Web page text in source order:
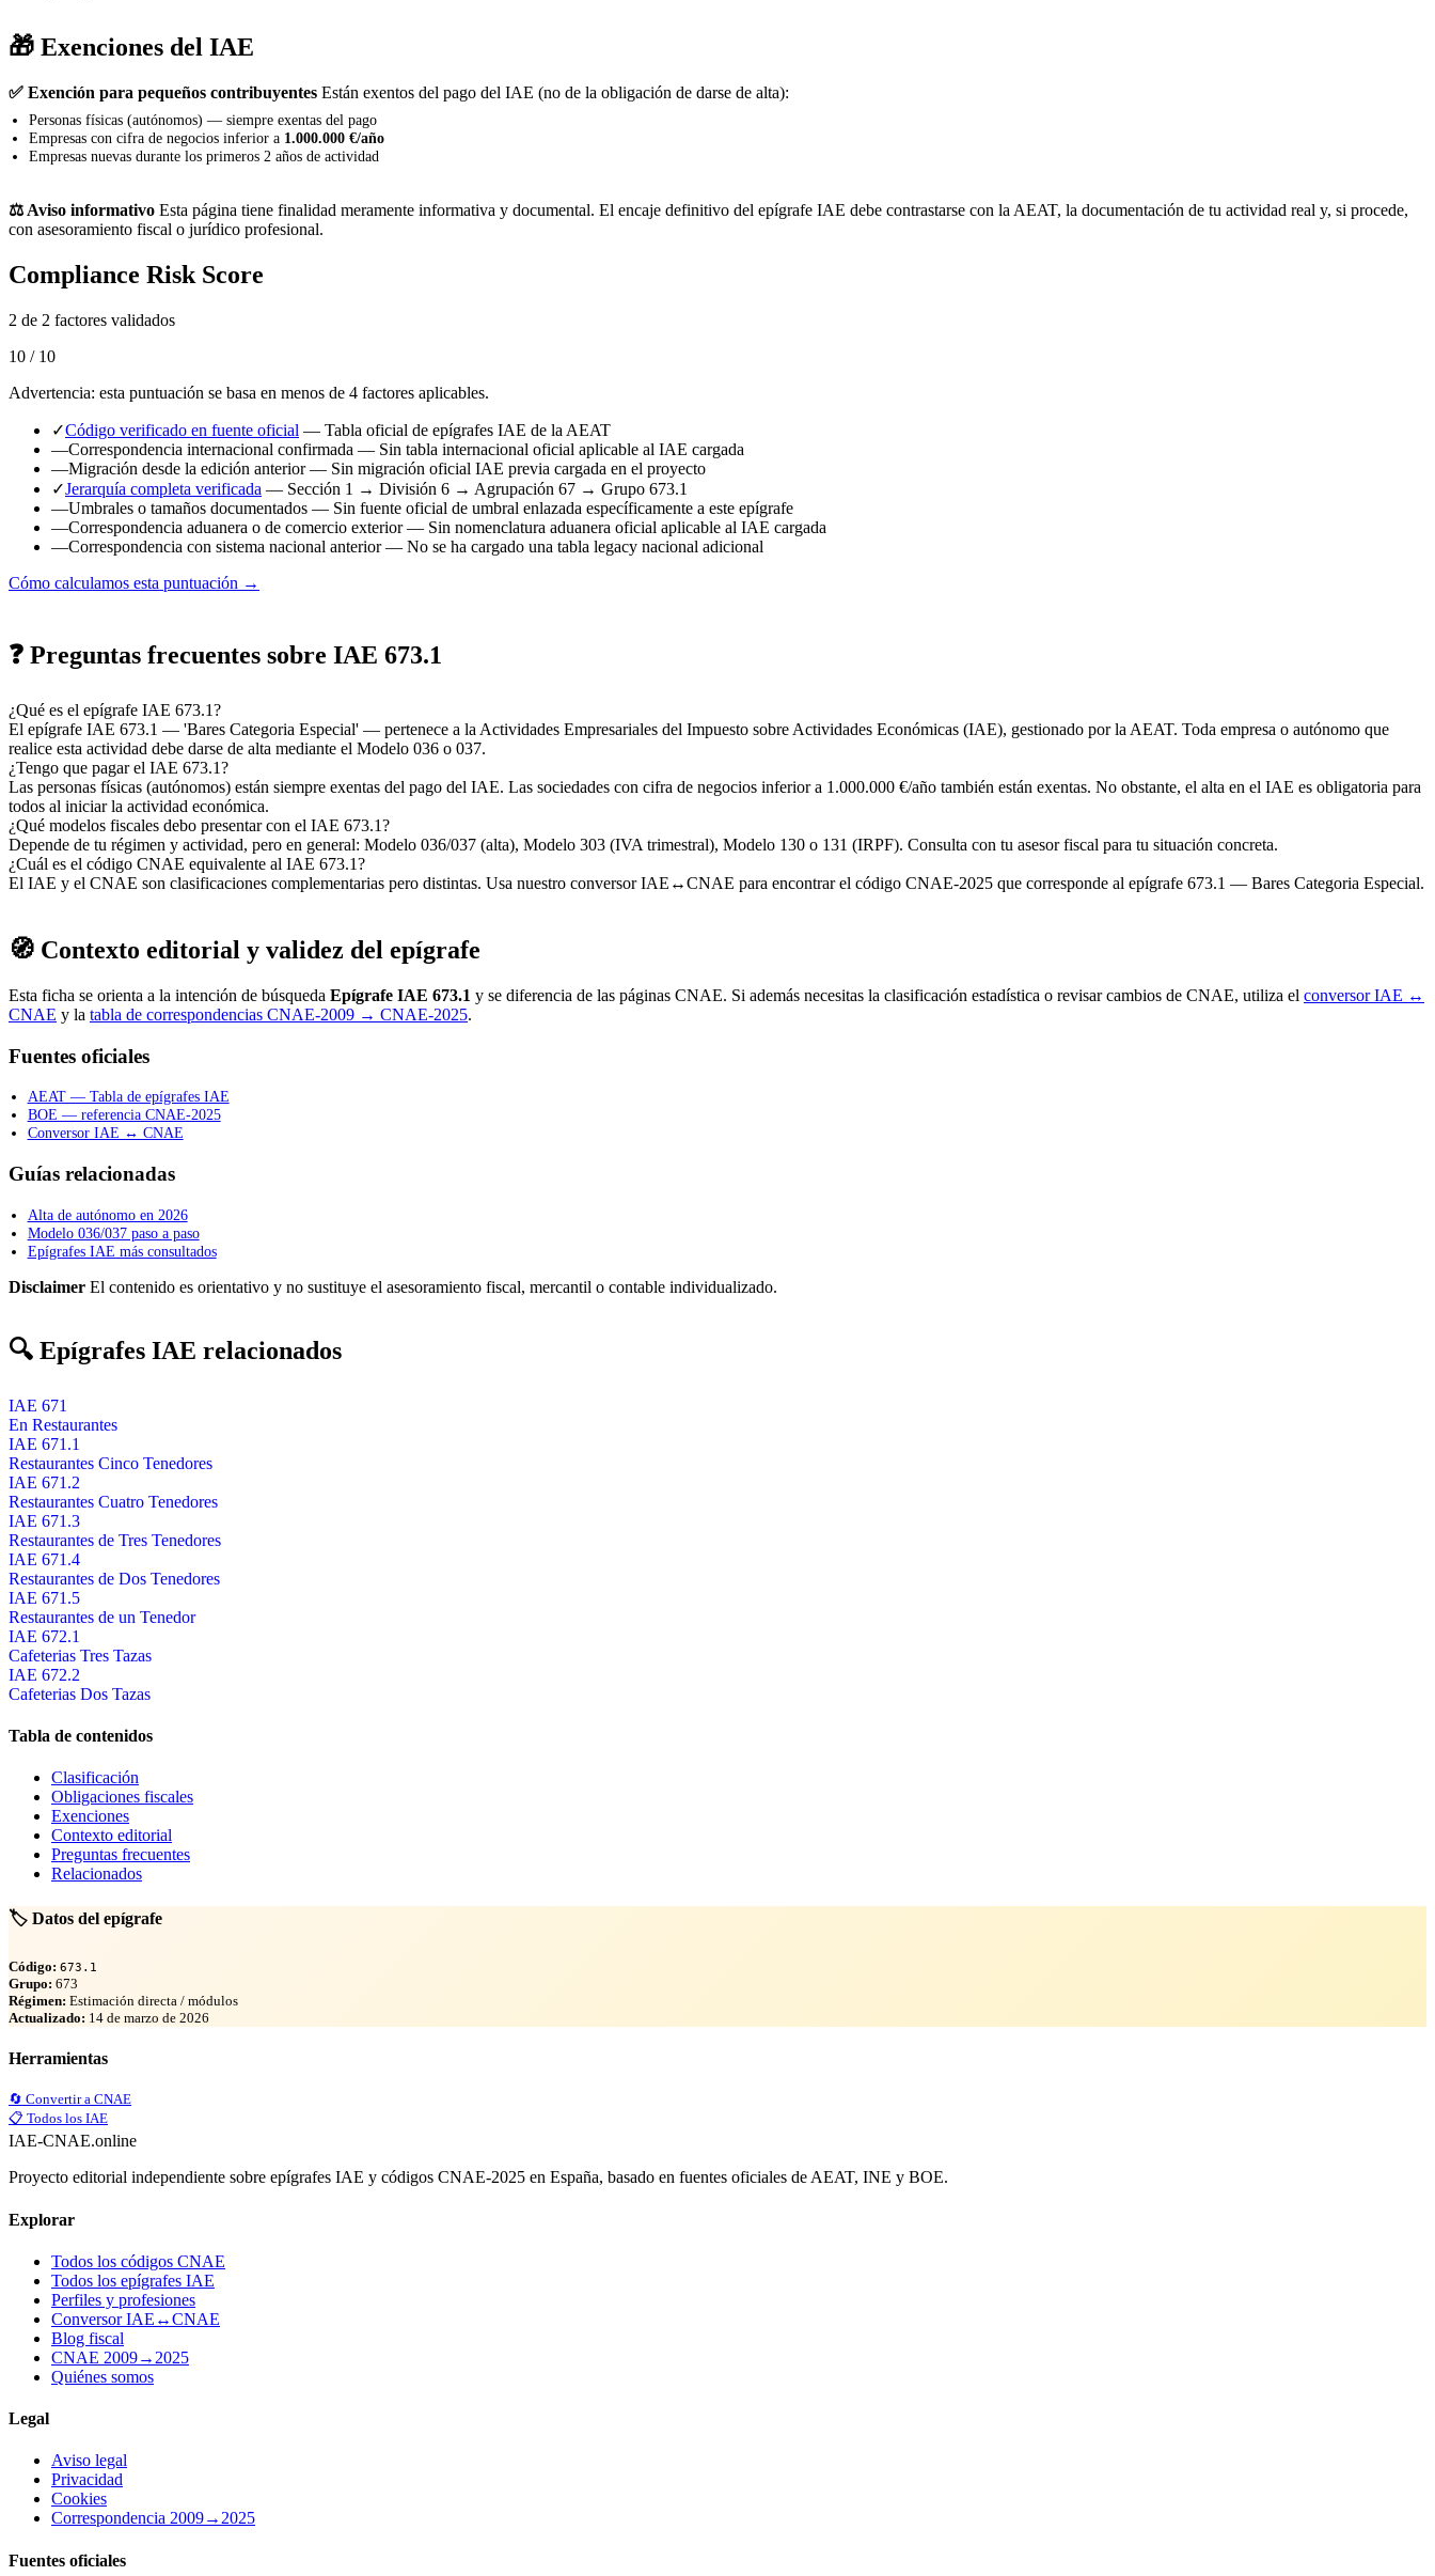
🎁 Exenciones del IAE
✅ Exención para pequeños contribuyentes Están exentos del pago del IAE (no de la obligación de darse de alta):
Personas físicas (autónomos) — siempre exentas del pago
Empresas con cifra de negocios inferior a 1.000.000 €/año
Empresas nuevas durante los primeros 2 años de actividad
⚖️ Aviso informativo Esta página tiene finalidad meramente informativa y documental. El encaje definitivo del epígrafe IAE debe contrastarse con la AEAT, la documentación de tu actividad real y, si procede,
con asesoramiento fiscal o jurídico profesional.
Compliance Risk Score
2 de 2 factores validados
10 / 10
Advertencia: esta puntuación se basa en menos de 4 factores aplicables.
✓Código verificado en fuente oficial — Tabla oficial de epígrafes IAE de la AEAT
—Correspondencia internacional confirmada — Sin tabla internacional oficial aplicable al IAE cargada
—Migración desde la edición anterior— Sin migración oficial IAE previa cargada en el proyecto
✓Jerarquía completa verificada — Sección 1 → División 6 → Agrupación 67 → Grupo 673.1
—Umbrales o tamaños documentados — Sin fuente oficial de umbral enlazada específicamente a este epígrafe
—Correspondencia aduanera o de comercio exterior— Sin nomenclatura aduanera oficial aplicable al IAE cargada
—Correspondencia con sistema nacional anterior— No se ha cargado una tabla legacy nacional adicional
Cómo calculamos esta puntuación →
❓ Preguntas frecuentes sobre IAE 673.1
¿Qué es el epígrafe IAE 673.1?
El epígrafe IAE 673.1 — 'Bares Categoria Especial' — pertenece a la Actividades Empresariales del Impuesto sobre Actividades Económicas (IAE), gestionado por la AEAT. Toda empresa o autónomo que
realice esta actividad debe darse de alta mediante el Modelo 036 o 037.
¿Tengo que pagar el IAE 673.1?
Las personas físicas (autónomos) están siempre exentas del pago del IAE. Las sociedades con cifra de negocios inferior a 1.000.000 €/año también están exentas. No obstante, el alta en el IAE es obligatoria para
todos al iniciar la actividad económica.
¿Qué modelos fiscales debo presentar con el IAE 673.1?
Depende de tu régimen y actividad, pero en general: Modelo 036/037 (alta), Modelo 303 (IVA trimestral), Modelo 130 o 131 (IRPF). Consulta con tu asesor fiscal para tu situación concreta.
¿Cuál es el código CNAE equivalente al IAE 673.1?
El IAE y el CNAE son clasificaciones complementarias pero distintas. Usa nuestro conversor IAE↔CNAE para encontrar el código CNAE-2025 que corresponde al epígrafe 673.1 — Bares Categoria Especial.
🧭 Contexto editorial y validez del epígrafe
Esta ficha se orienta a la intención de búsqueda Epígrafe IAE 673.1 y se diferencia de las páginas CNAE. Si además necesitas la clasificación estadística o revisar cambios de CNAE, utiliza el conversor IAE ↔
CNAE y la tabla de correspondencias CNAE-2009 → CNAE-2025.
Fuentes oficiales
AEAT — Tabla de epígrafes IAE
BOE — referencia CNAE-2025
Conversor IAE ↔ CNAE
Guías relacionadas
Alta de autónomo en 2026
Modelo 036/037 paso a paso
Epígrafes IAE más consultados
Disclaimer El contenido es orientativo y no sustituye el asesoramiento fiscal, mercantil o contable individualizado.
🔍 Epígrafes IAE relacionados
IAE 671
En Restaurantes
IAE 671.1
Restaurantes Cinco Tenedores
IAE 671.2
Restaurantes Cuatro Tenedores
IAE 671.3
Restaurantes de Tres Tenedores
IAE 671.4
Restaurantes de Dos Tenedores
IAE 671.5
Restaurantes de un Tenedor
IAE 672.1
Cafeterias Tres Tazas
IAE 672.2
Cafeterias Dos Tazas
Tabla de contenidos
Clasificación
Obligaciones fiscales
Exenciones
Contexto editorial
Preguntas frecuentes
Relacionados
🏷️ Datos del epígrafe
Código: 673.1
Grupo: 673
Régimen: Estimación directa / módulos
Actualizado: 14 de marzo de 2026
Herramientas
🔄 Convertir a CNAE
📋 Todos los IAE
IAE-CNAE.online
Proyecto editorial independiente sobre epígrafes IAE y códigos CNAE-2025 en España, basado en fuentes oficiales de AEAT, INE y BOE.
Explorar
Todos los códigos CNAE
Todos los epígrafes IAE
Perfiles y profesiones
Conversor IAE↔CNAE
Blog fiscal
CNAE 2009→2025
Quiénes somos
Legal
Aviso legal
Privacidad
Cookies
Correspondencia 2009→2025
Fuentes oficiales